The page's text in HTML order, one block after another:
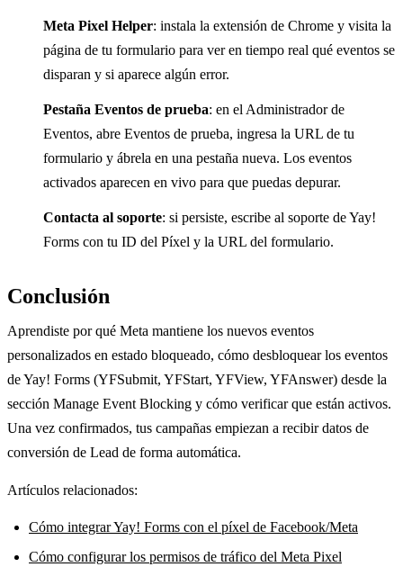
Meta Pixel Helper: instala la extensión de Chrome y visita la
página de tu formulario para ver en tiempo real qué eventos se
disparan y si aparece algún error.
Pestaña Eventos de prueba: en el Administrador de
Eventos, abre Eventos de prueba, ingresa la URL de tu
formulario y ábrela en una pestaña nueva. Los eventos
activados aparecen en vivo para que puedas depurar.
Contacta al soporte: si persiste, escribe al soporte de Yay!
Forms con tu ID del Píxel y la URL del formulario.
Conclusión
Aprendiste por qué Meta mantiene los nuevos eventos
personalizados en estado bloqueado, cómo desbloquear los eventos
de Yay! Forms (YFSubmit, YFStart, YFView, YFAnswer) desde la
sección Manage Event Blocking y cómo verificar que están activos.
Una vez confirmados, tus campañas empiezan a recibir datos de
conversión de Lead de forma automática.
Artículos relacionados:
Cómo integrar Yay! Forms con el píxel de Facebook/Meta
Cómo configurar los permisos de tráfico del Meta Pixel